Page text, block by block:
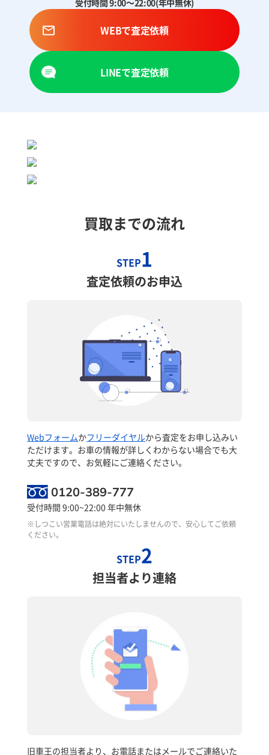
WEBで査定依頼
LINEで査定依頼
買取までの流れ
STEP1
査定依頼のお申込
Webフォームかフリーダイヤルから査定をお申し込みい
ただけます。お車の情報が詳しくわからない場合でも大
丈夫ですので、お気軽にご連絡ください。
0120-389-777
受付時間 9:00~22:00 年中無休
※しつこい営業電話は絶対にいたしませんので、安心してご依頼
ください。
STEP2
担当者より連絡
旧車王の担当者より、お電話またはメールでご連絡いた